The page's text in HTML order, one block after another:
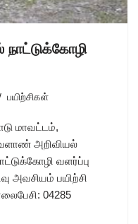
நாட்டுக்கோழி
பயிற்சிகள்
மாவட்டம்,
அறிவியல்
வளர்ப்பு
அவசியம் பயிற்சி
04285